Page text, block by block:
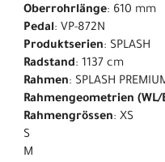
Oberrohrlänge: 610 mm
Pedal: VP-872N
Produktserien: SPLASH
Radstand: 1137 cm
Rahmen: SPLASH
Rahmengeometrien (WL/
Rahmengrössen: XS
S
M